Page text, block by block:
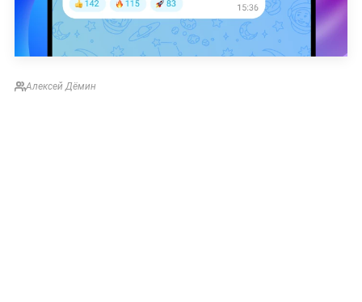
Алексей Дёмин